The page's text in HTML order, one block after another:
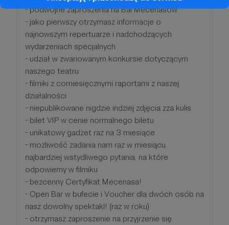
- podwójne zaproszenia na Bal Mecenasów
- jako pierwszy otrzymasz informacje o
najnowszym repertuarze i nadchodzących
wydarzeniach specjalnych
- udział w zwariowanym konkursie dotyczącym
naszego teatru
- filmiki z comiesięcznymi raportami z naszej
działalności
- niepublikowane nigdzie indziej zdjęcia zza kulis
- bilet VIP w cenie normalnego biletu
- unikatowy gadżet raz na 3 miesiące
- możliwość zadania nam raz w miesiącu
najbardziej wstydliwego pytania, na które
odpowiemy w filmiku
- bezcenny Certyfikat Mecenasa!
- Open Bar w bufecie i Voucher dla dwóch osób na
nasz dowolny spektakl! (raz w roku)
- otrzymasz zaproszenie na przyjrzenie się